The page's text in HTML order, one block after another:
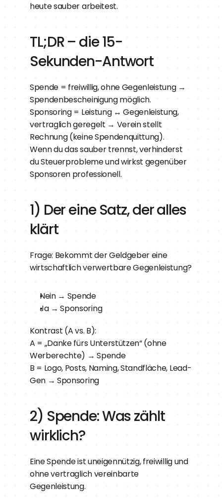
heute sauber arbeitest.
TL;DR – die 15-
Sekunden-Antwort
Spende = freiwillig, ohne Gegenleistung →
Spendenbescheinigung möglich.
Sponsoring = Leistung ↔ Gegenleistung,
vertraglich geregelt → Verein stellt
Rechnung (keine Spendenquittung).
Wenn du das sauber trennst, verhinderst
du Steuerprobleme und wirkst gegenüber
Sponsoren professionell.
1) Der eine Satz, der alles
klärt
Frage: Bekommt der Geldgeber eine
wirtschaftlich verwertbare Gegenleistung?
Nein → Spende
Ja → Sponsoring
Kontrast (A vs. B):
A = „Danke fürs Unterstützen“ (ohne
Werberechte) → Spende
B = Logo, Posts, Naming, Standfläche, Lead-
Gen → Sponsoring
2) Spende: Was zählt
wirklich?
Eine Spende ist uneigennützig, freiwillig und
ohne vertraglich vereinbarte
Gegenleistung.